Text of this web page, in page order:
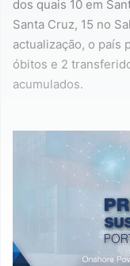
dos quais 10 em
Santa Cruz, 15 no
actualização, o país
óbitos e 2
acumulados.